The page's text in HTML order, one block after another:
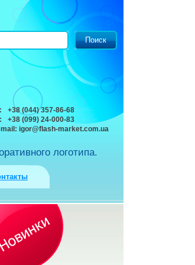
логотипа.
+38 (044) 357-86-68
+38 (099) 24-000-83
igor@flash-market.com.ua